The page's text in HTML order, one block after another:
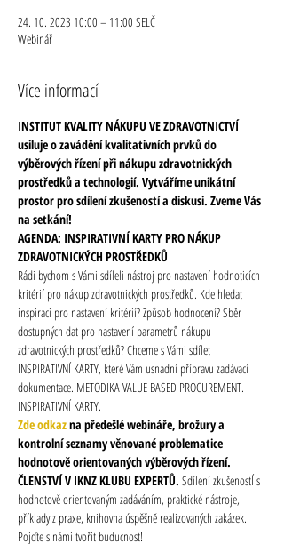
24. 10. 2023 10:00 – 11:00 SELČ
Webinář
Více informací
INSTITUT KVALITY NÁKUPU VE ZDRAVOTNICTVÍ
usiluje o zavádění kvalitativních prvků do
výběrových řízení při nákupu zdravotnických
prostředků a technologií. Vytváříme unikátní
prostor pro sdílení zkušeností a diskusi. Zveme Vás
na setkání!
AGENDA: INSPIRATIVNÍ KARTY PRO NÁKUP
ZDRAVOTNICKÝCH PROSTŘEDKŮ
Rádi bychom s Vámi sdíleli nástroj pro nastavení hodnoticích
kritérií pro nákup zdravotnických prostředků. Kde hledat
inspiraci pro nastavení kritérií? Způsob hodnocení? Sběr
dostupných dat pro nastavení parametrů nákupu
zdravotnických prostředků? Chceme s Vámi sdílet
INSPIRATIVNÍ KARTY, které Vám usnadní přípravu zadávací
dokumentace. METODIKA VALUE BASED PROCUREMENT.
INSPIRATIVNÍ KARTY.
Zde odkaz na předešlé webináře, brožury a
kontrolní seznamy věnované problematice
hodnotově orientovaných výběrových řízení.
ČLENSTVÍ V IKNZ KLUBU EXPERTŮ. Sdílení zkušenostÍ s
hodnotově orientovaným zadáváním, praktické nástroje,
příklady z praxe, knihovna úspěšně realizovaných zakázek.
Pojďte s námi tvořit buducnost!